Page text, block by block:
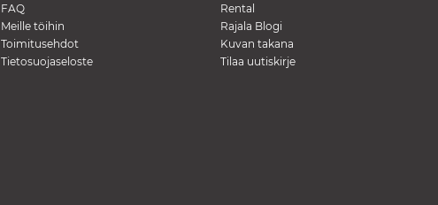
FAQ
Meille töihin
Toimitusehdot
Tietosuojaseloste
Rental
Rajala Blogi
Kuvan takana
Tilaa uutiskirje